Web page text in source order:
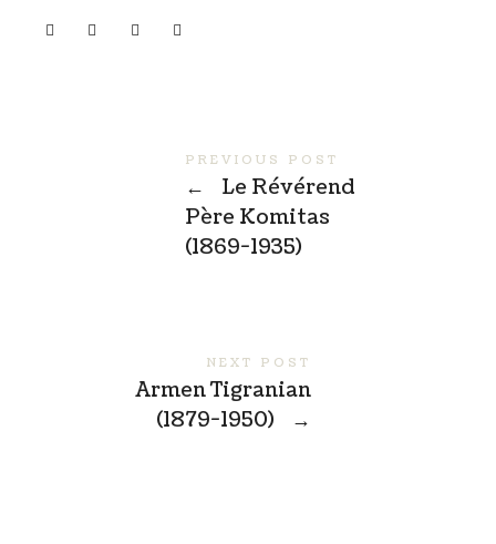
PREVIOUS POST
←
Le Révérend
Père Komitas
(1869-1935)
NEXT POST
Armen Tigranian
(1879-1950)
→